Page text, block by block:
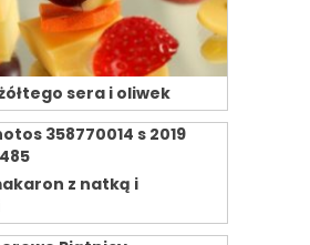
sera i oliwek
z natką i